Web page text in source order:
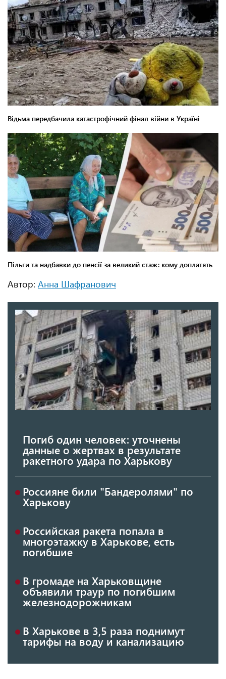
Автор: Анна Шафранович
Погиб один человек: уточнены
данные о жертвах в результате
ракетного удара по Харькову
Россияне били "Бандеролями" по
Харькову
Российская ракета попала в
многоэтажку в Харькове, есть
погибшие
В громаде на Харьковщине
объявили траур по погибшим
железнодорожникам
В Харькове в 3,5 раза поднимут
тарифы на воду и канализацию